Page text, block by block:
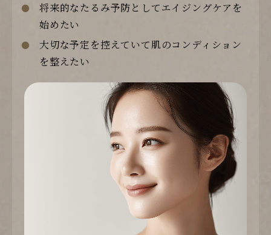
将来的なたるみ予防としてエイジングケアを
始めたい
大切な予定を控えていて肌のコンディション
を整えたい